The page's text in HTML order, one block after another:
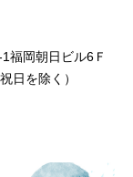
福岡朝日ビル6Ｆ
日を除く）